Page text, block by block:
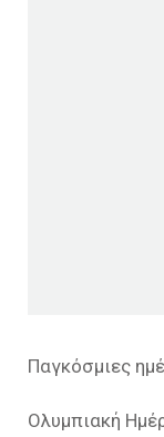
Παγκόσμιες
Ολυμπιακή